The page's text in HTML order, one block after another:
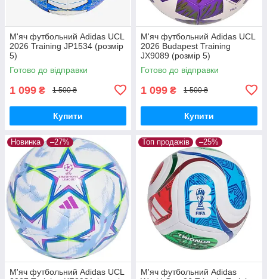
М'яч футбольний Adidas UCL
2026 Training JP1534 (розмір
5)
Готово до відправки
1 099 ₴ 1 500 ₴
Купити
М'яч футбольний Adidas UCL
2026 Budapest Training
JX9089 (розмір 5)
Готово до відправки
1 099 ₴ 1 500 ₴
Купити
Новинка –27%
М'яч футбольний Adidas UCL
Топ продажів –25%
М'яч футбольний Adidas